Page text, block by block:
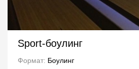
Sport-боулинг
Формат: Боулинг